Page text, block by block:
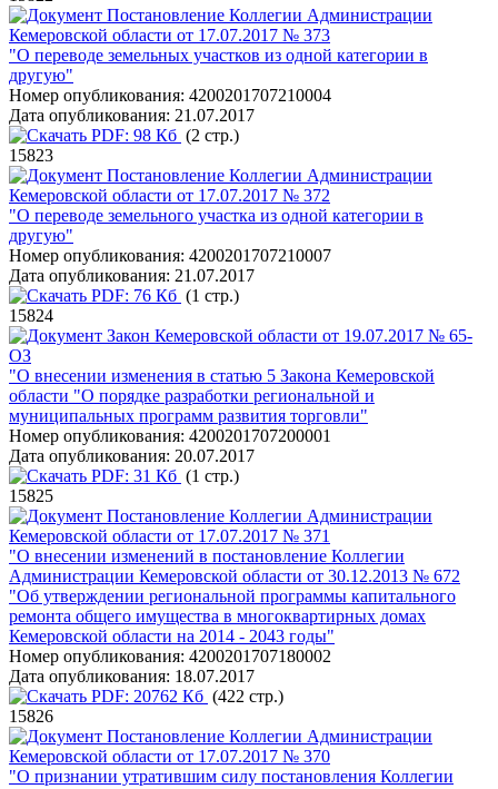
Постановление Коллегии Администрации
Кемеровской области от 17.07.2017 № 373
"О переводе земельных участков из одной категории в
другую"
Номер опубликования: 4200201707210004
Дата опубликования: 21.07.2017
PDF: 98 Кб (2 стр.)
15823
Постановление Коллегии Администрации
Кемеровской области от 17.07.2017 № 372
"О переводе земельного участка из одной категории в
другую"
Номер опубликования: 4200201707210007
Дата опубликования: 21.07.2017
PDF: 76 Кб (1 стр.)
15824
Закон Кемеровской области от 19.07.2017 № 65-
ОЗ
"О внесении изменения в статью 5 Закона Кемеровской
области "О порядке разработки региональной и
муниципальных программ развития торговли"
Номер опубликования: 4200201707200001
Дата опубликования: 20.07.2017
PDF: 31 Кб (1 стр.)
15825
Постановление Коллегии Администрации
Кемеровской области от 17.07.2017 № 371
"О внесении изменений в постановление Коллегии
Администрации Кемеровской области от 30.12.2013 № 672
"Об утверждении региональной программы капитального
ремонта общего имущества в многоквартирных домах
Кемеровской области на 2014 - 2043 годы"
Номер опубликования: 4200201707180002
Дата опубликования: 18.07.2017
PDF: 20762 Кб (422 стр.)
15826
Постановление Коллегии Администрации
Кемеровской области от 17.07.2017 № 370
"О признании утратившим силу постановления Коллегии